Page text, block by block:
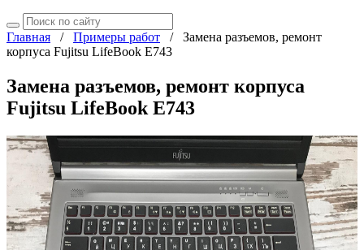
Главная / Примеры работ / Замена разъемов, ремонт
корпуса Fujitsu LifeBook E743
Замена разъемов, ремонт корпуса
Fujitsu LifeBook E743